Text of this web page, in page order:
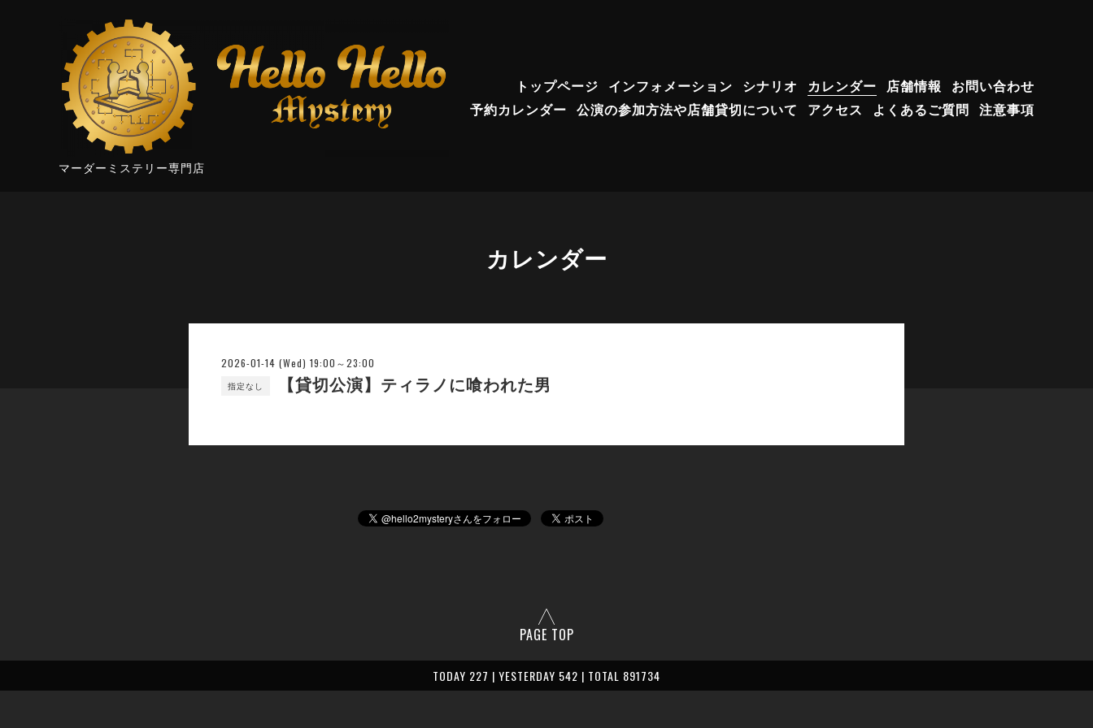
マーダーミステリー専門店
トップページ インフォメーション シナリオ カレンダー 店舗情報
お問い合わせ
予約カレンダー 公演の参加方法や店舗貸切について アクセス よくあるご質問 注意事項
カレンダー
2026-01-14 (Wed) 19:00～23:00
指定なし 【貸切公演】ティラノに喰われた男
PAGE TOP
TODAY 227 | YESTERDAY 542 | TOTAL 891734